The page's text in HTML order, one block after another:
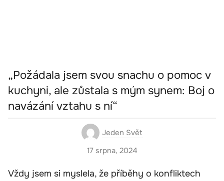
„Požádala jsem svou snachu o pomoc v
kuchyni, ale zůstala s mým synem: Boj o
navázání vztahu s ní“
Jeden Svět
17 srpna, 2024
Vždy jsem si myslela, že příběhy o konfliktech